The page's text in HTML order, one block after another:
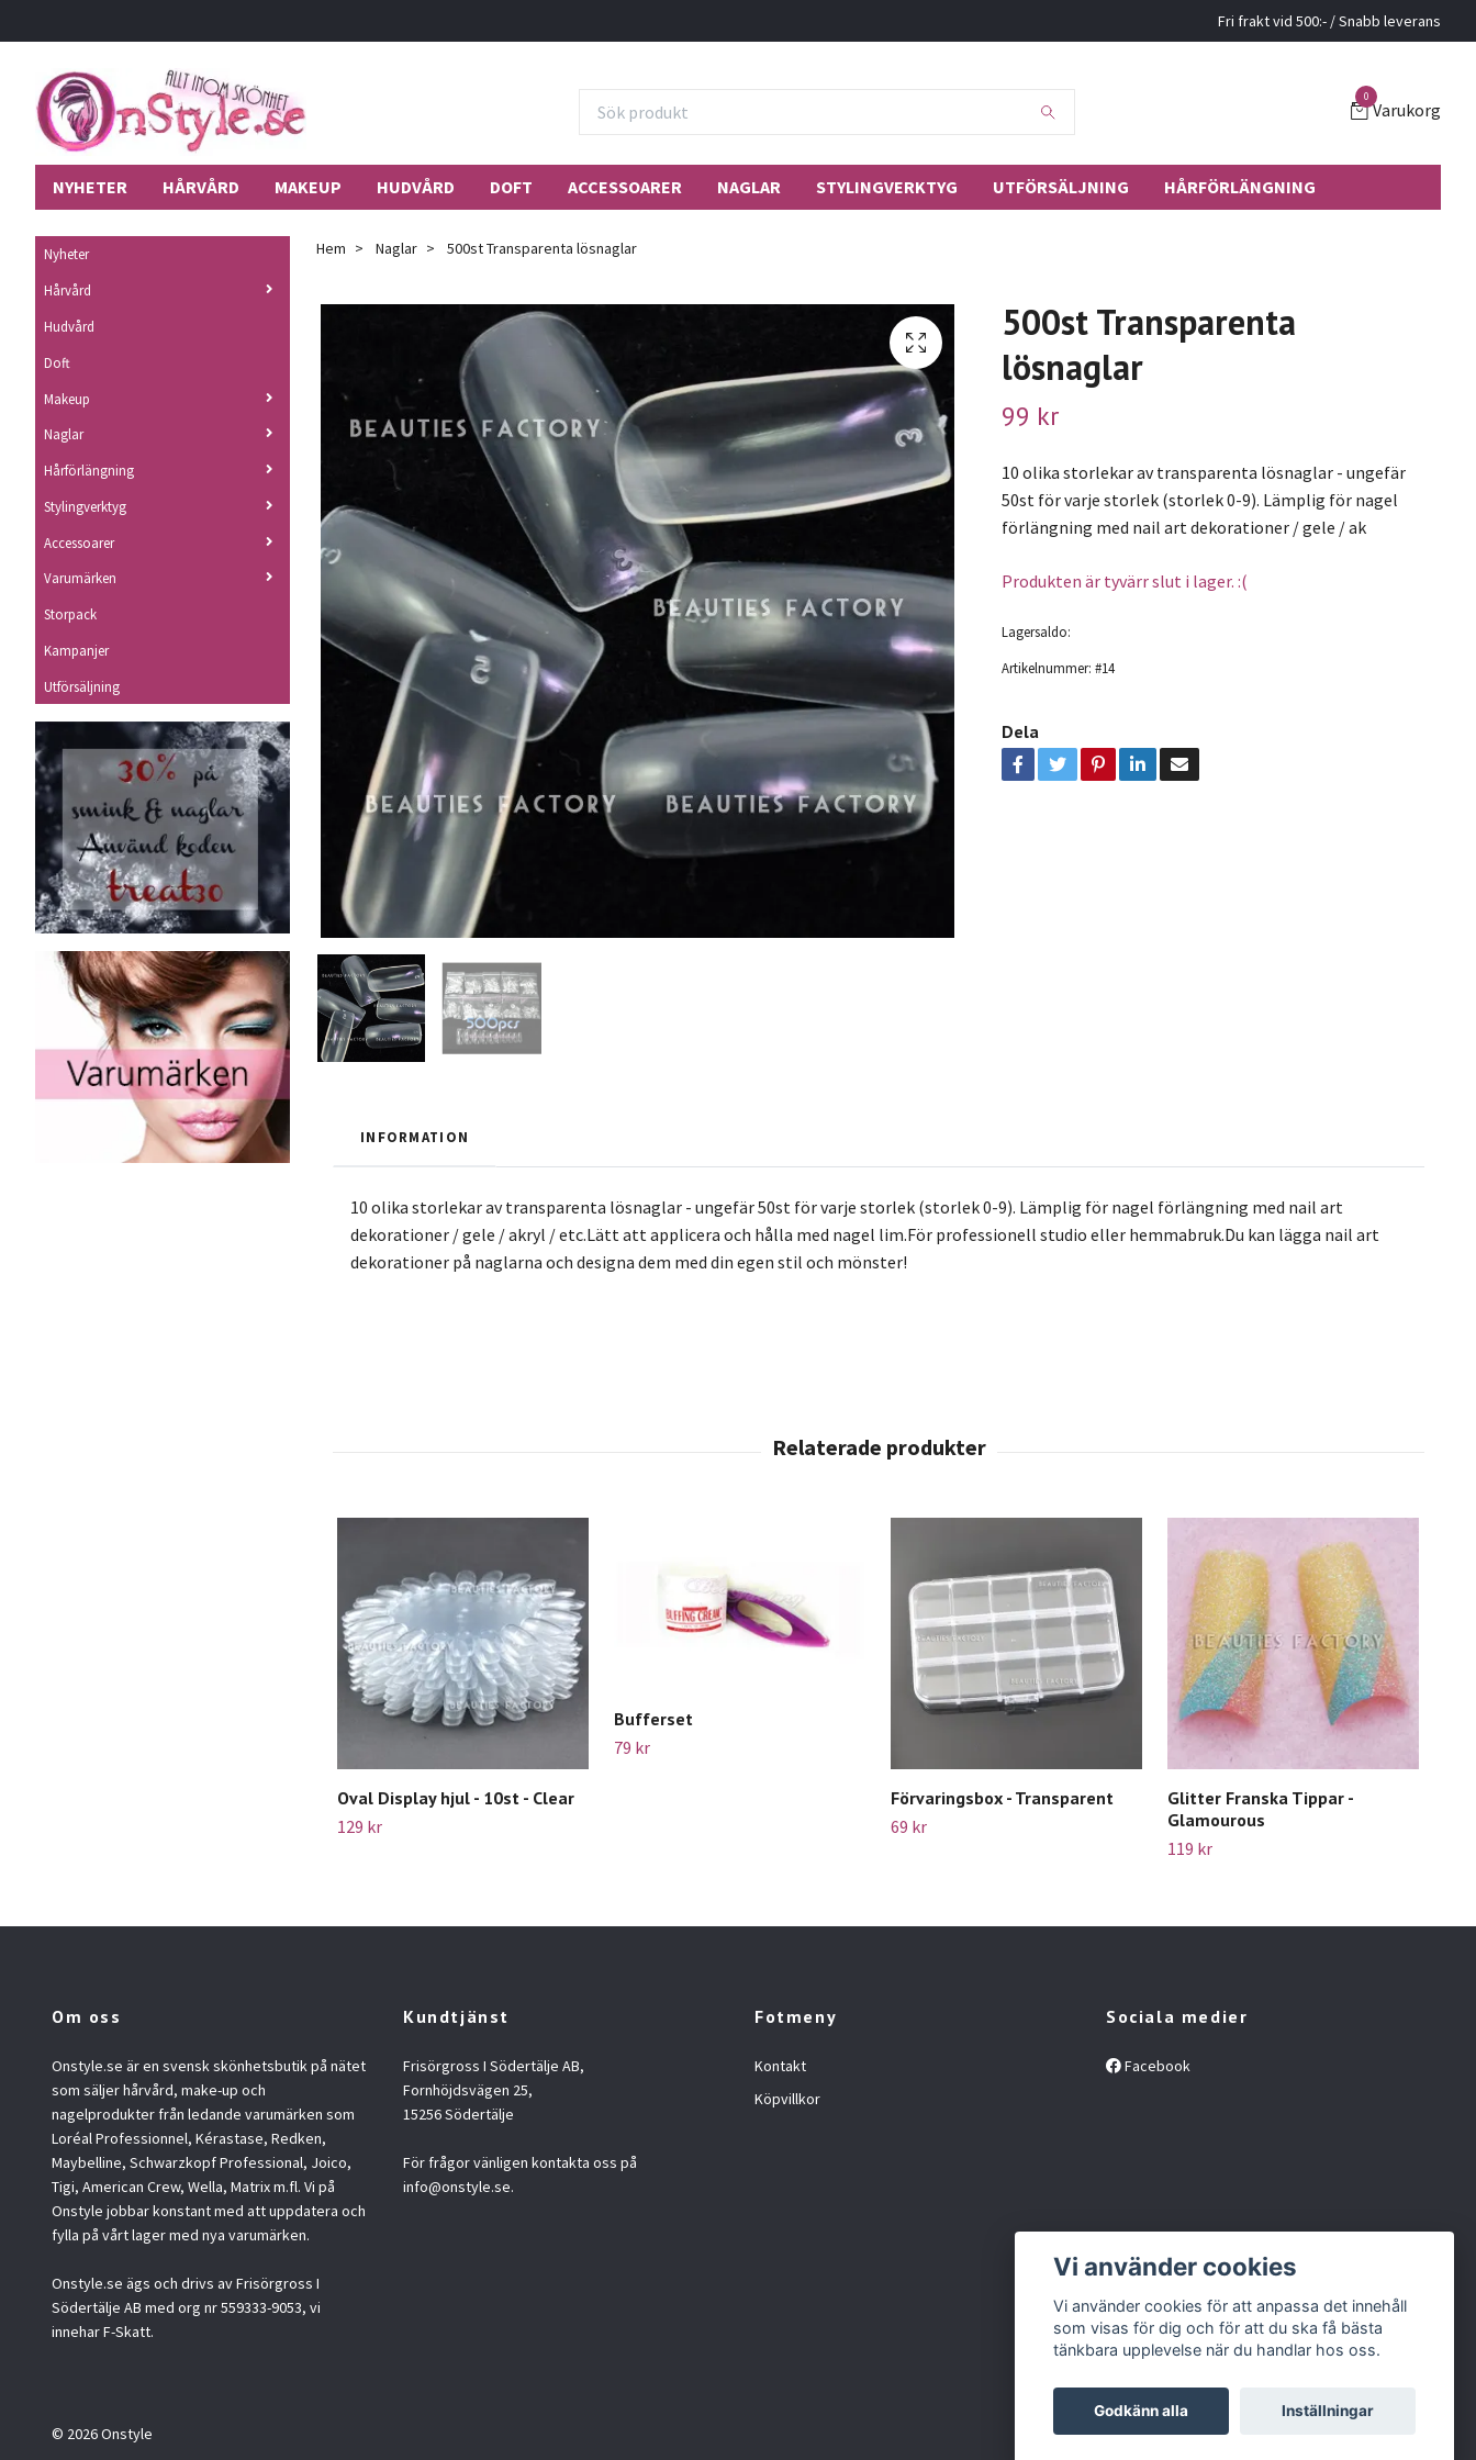
Fri frakt vid 500:- / Snabb leverans
0
Varukorg
NYHETER HÅRVÅRD MAKEUP HUDVÅRD DOFT ACCESSOARER NAGLAR STYLINGVERKTYG UTFÖRSÄLJNING HÅRFÖRLÄNGNING
Nyheter
Hårvård
Hudvård
Doft
Makeup
Naglar
Hårförlängning
Stylingverktyg
Accessoarer
Varumärken
Storpack
Kampanjer
Utförsäljning
Hem Naglar 500st Transparenta lösnaglar
500st Transparenta
lösnaglar
99 kr
10 olika storlekar av transparenta lösnaglar - ungefär
50st för varje storlek (storlek 0-9). Lämplig för nagel
förlängning med nail art dekorationer / gele / ak
Produkten är tyvärr slut i lager. :(
Lagersaldo:
Artikelnummer: #14
Dela
INFORMATION
10 olika storlekar av transparenta lösnaglar - ungefär 50st för varje storlek (storlek 0-9). Lämplig för nagel förlängning med nail art
dekorationer / gele / akryl / etc.Lätt att applicera och hålla med nagel lim.För professionell studio eller hemmabruk.Du kan lägga nail art
dekorationer på naglarna och designa dem med din egen stil och mönster!
Oval Display hjul - 10st - Clear
129 kr
Bufferset
79 kr
Förvaringsbox - Transparent
69 kr
Glitter Franska Tippar -
Glamourous
119 kr
Om oss
Onstyle.se är en svensk skönhetsbutik på nätet
som säljer hårvård, make-up och
nagelprodukter från ledande varumärken som
Loréal Professionnel, Kérastase, Redken,
Maybelline, Schwarzkopf Professional, Joico,
Tigi, American Crew, Wella, Matrix m.fl. Vi på
Onstyle jobbar konstant med att uppdatera och
fylla på vårt lager med nya varumärken.
Onstyle.se ägs och drivs av Frisörgross I
Södertälje AB med org nr 559333-9053, vi
innehar F-Skatt.
Kundtjänst
Frisörgross I Södertälje AB,
Fornhöjdsvägen 25,
15256 Södertälje
För frågor vänligen kontakta oss på
info@onstyle.se.
Fotmeny
Kontakt
Köpvillkor
Sociala medier
Facebook
© 2026 Onstyle
Vi använder cookies
Vi använder cookies för att anpassa det innehåll
som visas för dig och för att du ska få bästa
tänkbara upplevelse när du handlar hos oss.
Godkänn alla Inställningar